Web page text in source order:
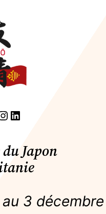
LinkedIn
Japon
3 décembre